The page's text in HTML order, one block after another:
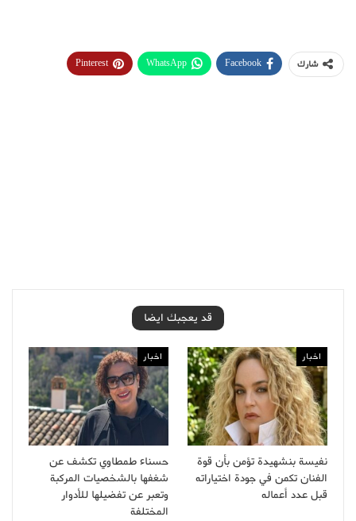
شارك Facebook
WhatsApp
Pinterest
قد يعجبك ايضا
اخبار
نفيسة بنشهيدة تؤمن بأن قوة
الفنان تكمن في جودة اختياراته
قبل عدد أعماله
اخبار
حسناء طمطاوي تكشف عن
شغفها بالشخصيات المركبة
وتعبر عن تفضيلها للأدوار
المختلفة